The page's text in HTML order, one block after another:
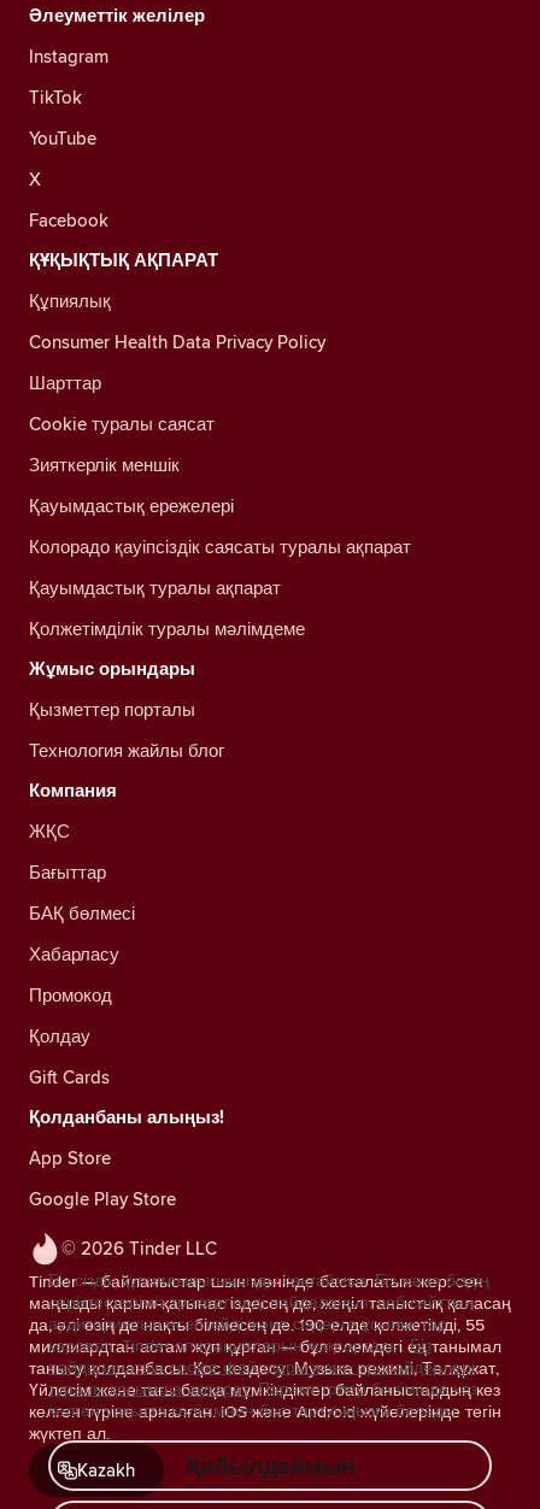
© 2026 Tinder LLC
Tinder — байланыстар шын мәнінде басталатын жер: сен
маңызды қарым-қатынас іздесең де, жеңіл таныстық қаласаң
да, әлі өзің де нақты білмесең де. 190 елде қолжетімді, 55
миллиардтан астам жұп құрған — бұл әлемдегі ең танымал
танысу қолданбасы. Қос кездесу, Музыка режимі, Төлқұжат,
Үйлесім және тағы басқа мүмкіндіктер байланыстардың кез
келген түріне арналған. iOS және Android жүйелерінде тегін
жүктеп ал.
Kazakh
Әлеуметтік желілер
Instagram
TikTok
YouTube
X
Facebook
ҚҰҚЫҚТЫҚ АҚПАРАТ
Құпиялық
Consumer Health Data Privacy Policy
Шарттар
Cookie туралы саясат
Зияткерлік меншік
Қауымдастық ережелері
Колорадо қауіпсіздік саясаты туралы ақпарат
Қауымдастық туралы ақпарат
Қолжетімділік туралы мәлімдеме
Жұмыс орындары
Қызметтер порталы
Технология жайлы блог
Компания
ЖҚС
Бағыттар
БАҚ бөлмесі
Хабарласу
Промокод
Қолдау
Gift Cards
Қолданбаны алыңыз!
App Store
Google Play Store
Біз сіздің құпиялылығыңызды сақтаймыз. Біз және біздің
серіктестеріміз трекерлерді пайдаланып, веб-сайттың
аудиториясын есептейді және сіздерге ұсыныстар
көрсетіп, Tinder операцияларын жақсартады. Біз
пайдаланатын cookie файлдары және провайдерлері
туралы қосымша ақпарат. Параметрлер бөлімінде кез
келген уақытта келісімнен бас тартуыңызға болады.
Қабылдаймын